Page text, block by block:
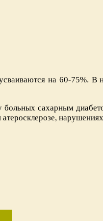
на 60-75%. В
сахарным